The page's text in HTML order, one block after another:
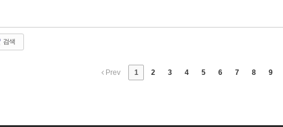
검색
Prev 1 2 3 4 5 6 7 8 9